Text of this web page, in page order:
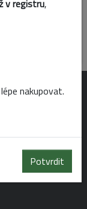
v registru,
nakupovat.
Potvrdit